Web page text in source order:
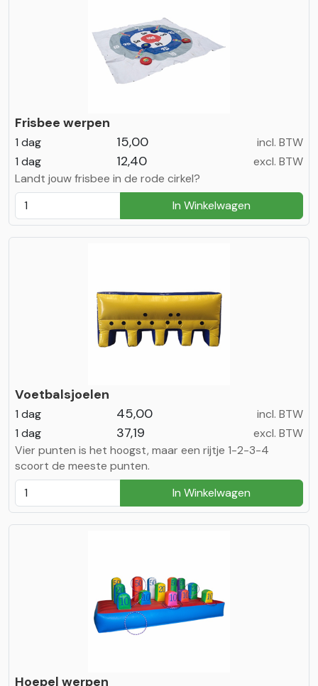
Frisbee werpen
1 dag 15,00
incl. BTW
1 dag
12,40
excl. BTW
Landt jouw frisbee in de rode cirkel?
In Winkelwagen
Voetbalsjoelen
1 dag 45,00
incl. BTW
1 dag
37,19
excl. BTW
Vier punten is het hoogst, maar een rijtje 1-2-3-4
scoort de meeste punten.
In Winkelwagen
Hoepel werpen